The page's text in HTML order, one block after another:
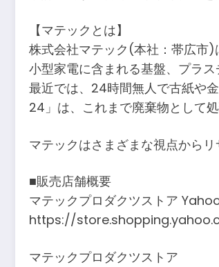
【マテックとは】
株式会社マテック(本社：帯広市
小型家電に含まれる基盤、プラ
最近では、24時間無人で古紙や
24」は、これまで廃棄物として
マテックはさまざまな視点から
■販売店舗概要
マテックプロダクツストア
https://
マテックプロダクツストア